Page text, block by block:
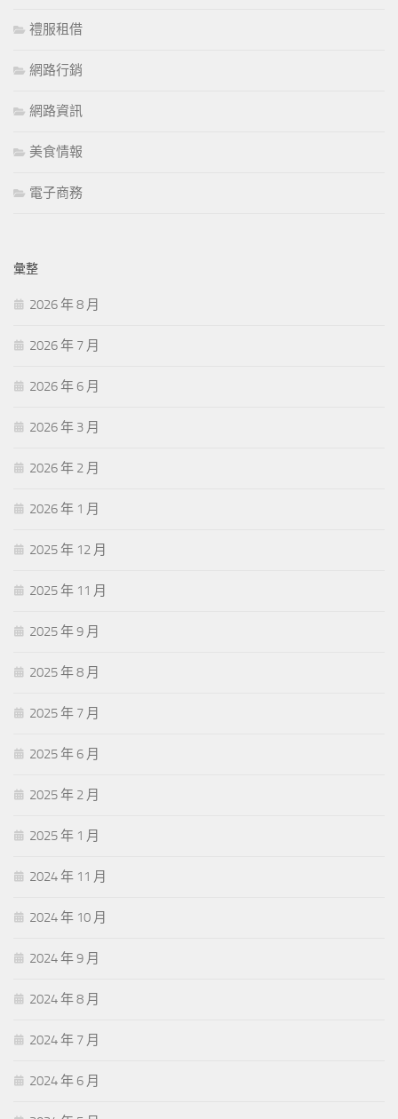
禮服租借
網路行銷
網路資訊
美食情報
電子商務
彙整
2026 年 8 月
2026 年 7 月
2026 年 6 月
2026 年 3 月
2026 年 2 月
2026 年 1 月
2025 年 12 月
2025 年 11 月
2025 年 9 月
2025 年 8 月
2025 年 7 月
2025 年 6 月
2025 年 2 月
2025 年 1 月
2024 年 11 月
2024 年 10 月
2024 年 9 月
2024 年 8 月
2024 年 7 月
2024 年 6 月